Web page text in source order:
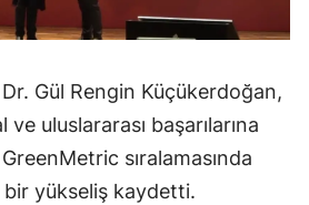
Gül Rengin Küçükerdoğan,
uluslararası başarılarına
sıralamasında
bir yükseliş kaydetti.